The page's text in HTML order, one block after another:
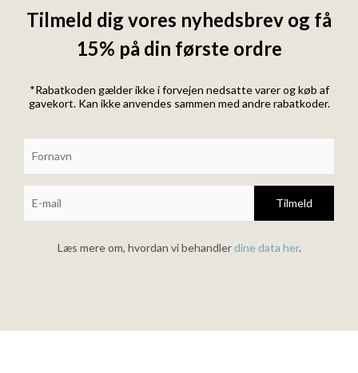
Tilmeld dig vores nyhedsbrev og få
15% på din første ordre
*Rabatkoden gælder ikke i forvejen nedsatte varer og køb af
gavekort. Kan ikke anvendes sammen med andre rabatkoder.
Tilmeld
Læs mere om, hvordan vi behandlerdine data her.